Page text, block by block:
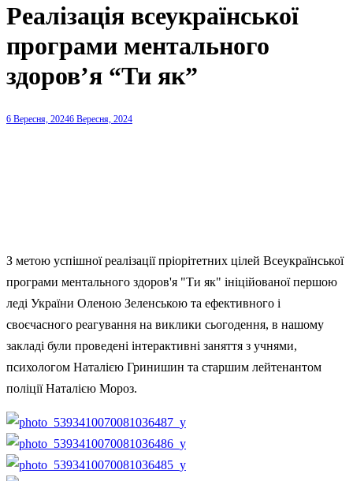
Реалізація всеукраїнської
програми ментального
здоров’я “Ти як”
6 Вересня, 20246 Вересня, 2024
З метою успішної реалізації пріорітетних цілей Всеукраїнської
програми ментального здоров'я "Ти як" ініційованої першою
леді України Оленою Зеленською та ефективного і
своєчасного реагування на виклики сьогодення, в нашому
закладі були проведені інтерактивні заняття з учнями,
психологом Наталією Гринишин та старшим лейтенантом
поліції Наталією Мороз.